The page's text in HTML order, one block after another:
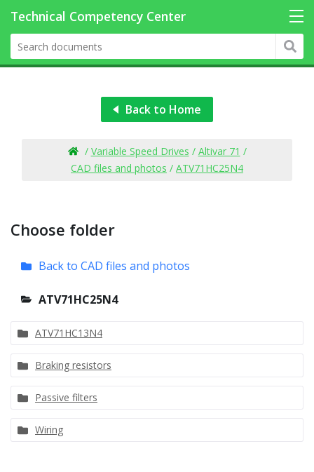
Back to Home
/ Variable Speed Drives / Altivar 71 /
CAD files and photos / ATV71HC25N4
Choose folder
Back to CAD files and photos
ATV71HC25N4
ATV71HC13N4
Braking resistors
Passive filters
Wiring